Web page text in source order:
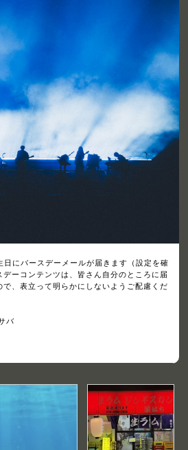
日にバースデーメールが届きます（設定を確
ーコンテンツは、皆さん自分のところに届
で、表立って明らかにしないようご配慮くだ
バ